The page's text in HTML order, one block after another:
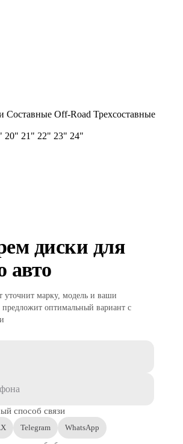
Составные Off-Road Трехсоставные
20" 21" 22" 23" 24"
диски для
авто
уточнит марку, модель и ваши
оптимальный вариант с
способ связи
Telegram WhatsApp